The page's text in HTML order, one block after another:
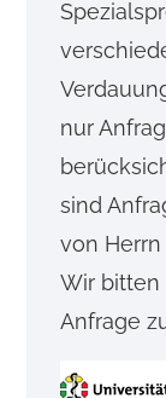
nur
sind
von Herrn
Wir bitten
Anfrage